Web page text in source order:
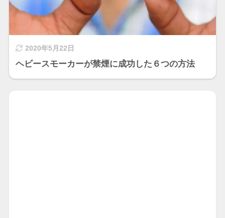
2020年5月22日
ヘビースモーカーが禁煙に成功した６つの方法